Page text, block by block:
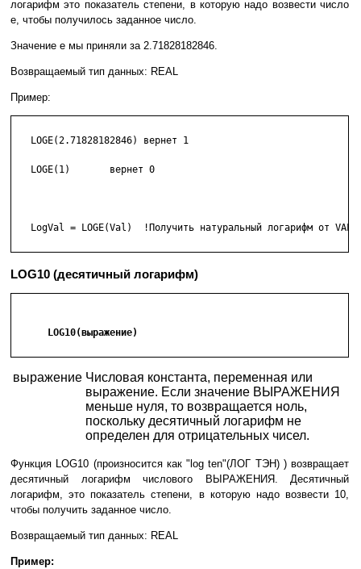
логарифм это показатель степени, в которую надо возвести число
е, чтобы получилось заданное число.
Значение e мы приняли за 2.71828182846.
Возвращаемый тип данных: REAL
Пример:
   LOGE(2.71828182846) вернет 1
   LOGE(1)       вернет 0
   LogVal = LOGE(Val)  !Получить натуральный логарифм от VAL.
LOG10 (десятичный логарифм)
      LOG10(выражение)
выражение Числовая константа, переменная или
выражение. Если значение ВЫРАЖЕНИЯ
меньше нуля, то возвращается ноль,
поскольку десятичный логарифм не
определен для отрицательных чисел.
Функция LOG10 (произносится как "log ten"(ЛОГ ТЭН) ) возвращает
десятичный логарифм числового ВЫРАЖЕНИЯ. Десятичный
логарифм, это показатель степени, в которую надо возвести 10,
чтобы получить заданное число.
Возвращаемый тип данных: REAL
Пример: